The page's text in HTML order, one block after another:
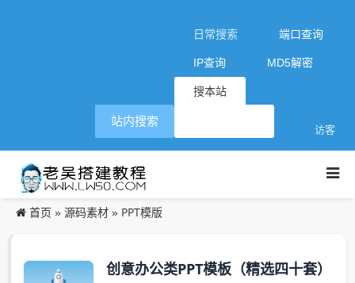
日常搜索 端口查询
IP查询 MD5解密
搜本站
访客
站内搜索
首页 » 源码素材 » PPT模版
创意办公类PPT模板（精选四十套）